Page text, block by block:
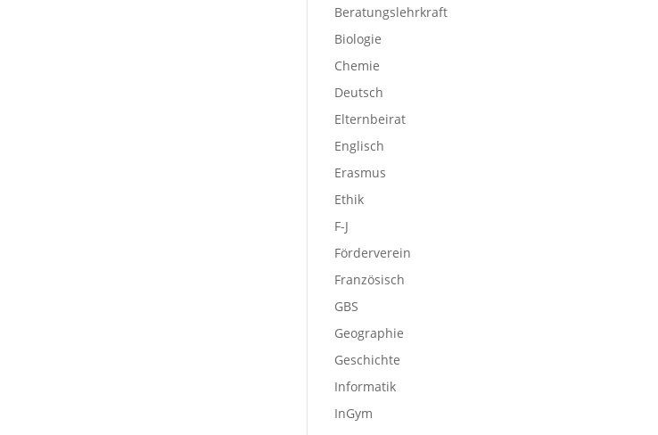
Beratungslehrkraft
Biologie
Chemie
Deutsch
Elternbeirat
Englisch
Erasmus
Ethik
F-J
Förderverein
Französisch
GBS
Geographie
Geschichte
Informatik
InGym